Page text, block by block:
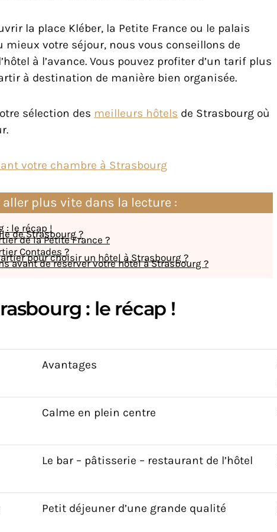
la place Kléber, la Petite France ou le palais
mieux votre séjour, nous vous conseillons de
à l’avance. Vous pouvez profiter d’un tarif plus
à destination de manière bien organisée.
sélection des meilleurs hôtels de Strasbourg où
votre chambre à Strasbourg
aller plus vite dans la lecture :
: le récap !
de Strasbourg ?
de la Petite France ?
Contades ?
pour choisir un hôtel à Strasbourg ?
avant de réserver votre hôtel à Strasbourg ?
: le récap !
Avantages
Calme en plein centre
Le bar – pâtisserie – restaurant de l’hôtel
Petit déjeuner d’une grande qualité